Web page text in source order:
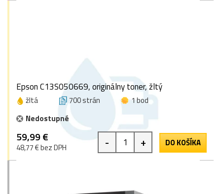
Epson C13S050669, originálny toner, žltý
žltá 700 strán
1 bod
Nedostupné
59,99 €
48,77 € bez DPH - + DO KOŠÍKA